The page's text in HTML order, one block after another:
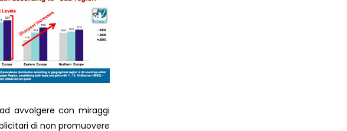
avvolgere con miraggi
di non promuovere